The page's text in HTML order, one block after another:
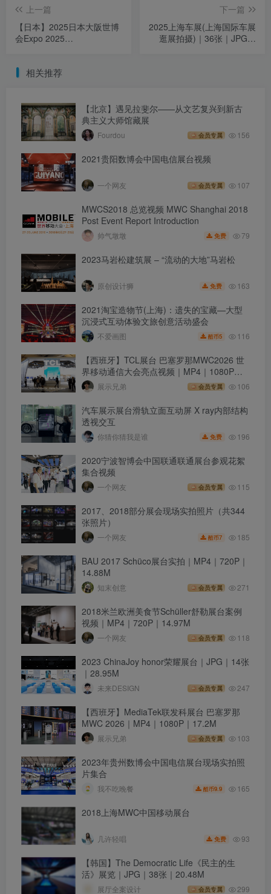
上一篇
【日本】2025日本大阪世博
会Expo 2025
下一篇
2025上海车展(上海国际车展
逛展拍摄)｜36张｜JPG｜
相关推荐
【北京】遇见拉斐尔——从文艺复兴到新古
典主义大师馆藏展
Fourdou 会员专属 156
2021贵阳数博会中国电信展台视频
一个网友 会员专属 107
MWCS2018 总览视频 MWC Shanghai 2018
Post Event Report Introduction
帅气墩墩 免费 79
2023马岩松建筑展 – “流动的大地”马岩松
原创设计狮 免费 163
2021淘宝造物节(上海)：遗失的宝藏—大型
沉浸式互动体验文旅创意活动盛会
不爱画图 酷币5 116
【西班牙】TCL展台 巴塞罗那MWC2026 世
界移动通信大会亮点视频｜MP4｜1080P｜
47.37M展示兄弟 会员专属 106
汽车展示展台滑轨立面互动屏 X ray内部结构
透视交互
你猜你猜我是谁 免费 196
2020宁波智博会中国联通联通展台参观花絮
集合视频
一个网友 会员专属 115
2017、2018部分展会现场实拍照片（共344
张照片）
一个网友 酷币7 185
BAU 2017 Schüco展台实拍｜MP4｜720P｜
14.88M
知末创意 会员专属 271
2018米兰欧洲美食节Schüller舒勒展台案例
视频｜MP4｜720P｜14.97M
一个网友 会员专属 118
2023 ChinaJoy honor荣耀展台｜JPG｜14张
｜28.95M
未来DESIGN 会员专属 247
【西班牙】MediaTek联发科展台 巴塞罗那
MWC 2026｜MP4｜1080P｜17.2M
展示兄弟 会员专属 103
2023年贵州数博会中国电信展台现场实拍照
片集合
我不吃晚餐 酷币9.9 165
2018上海MWC中国移动展台
几许轻唱 免费 93
【韩国】The Democratic Life《民主的生
活》展览｜JPG｜38张｜20.48M
展厅全案设计 会员专属 299